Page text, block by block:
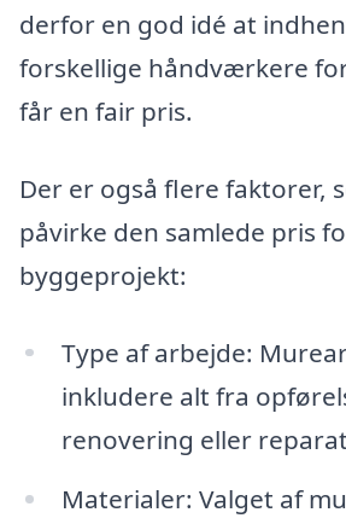
derfor en god idé at
forskellige håndværkere
får en fair pris.
Der er også flere faktorer,
påvirke den samlede pris
byggeprojekt:
Type af arbejde:
inkludere alt fra
renovering eller
Materialer: Valget af